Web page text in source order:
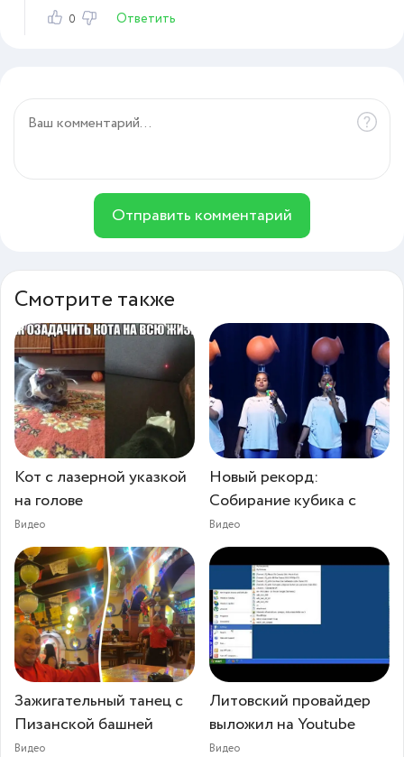
0 Ответить
Отправить комментарий
Смотрите также
Кот с лазерной указкой
на голове
Видео
Новый рекорд:
Собирание кубика с
Видео
Зажигательный танец с
Пизанской башней
Видео
Литовский провайдер
выложил на Youtube
Видео